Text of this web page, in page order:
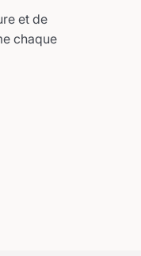
et de
chaque